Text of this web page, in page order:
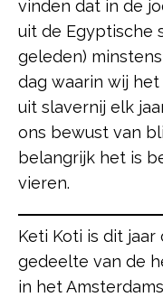
vinden dat in de
uit de Egyptische
geleden)
dag waarin wij
uit slavernij elk
ons bewust van
belangrijk het is
vieren.
Keti Koti is dit
gedeelte van de
in het